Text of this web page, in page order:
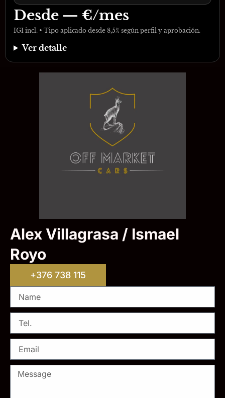
Desde — €/mes
IGI incl. • Tipo aplicado desde 8,5% según perfil y aprobación.
Ver detalle
Alex Villagrasa / Ismael
Royo
+376 738 115